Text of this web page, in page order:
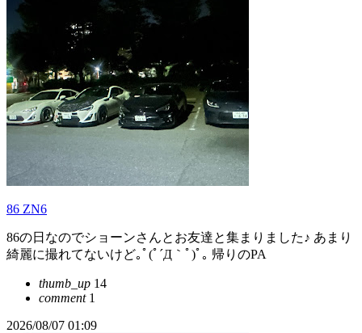
86 ZN6
86の日なのでショーンさんとお友達と集まりました♪ あまり
綺麗に撮れてないけど｡ﾟ(ﾟ´Д｀ﾟ)ﾟ｡ 帰りのPA
thumb_up 14
comment1
2026/08/07 01:09